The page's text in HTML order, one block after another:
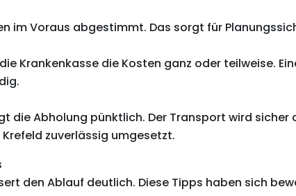
im Voraus abgestimmt. Das sorgt für
Krankenkasse die Kosten ganz oder teilweise.
die Abholung pünktlich. Der Transport wird sicher
zuverlässig umgesetzt.
den Ablauf deutlich. Diese Tipps haben sich